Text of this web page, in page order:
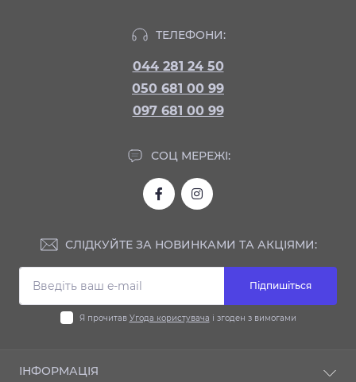
ТЕЛЕФОНИ:
044 281 24 50
050 681 00 99
097 681 00 99
СОЦ МЕРЕЖІ:
СЛІДКУЙТЕ ЗА НОВИНКАМИ ТА АКЦІЯМИ:
Підпишіться
Я прочитав Угода користувача і згоден з вимогами
ІНФОРМАЦІЯ